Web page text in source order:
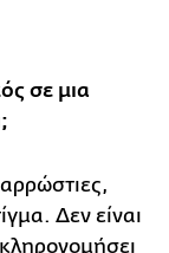
σε μια
Δεν είναι